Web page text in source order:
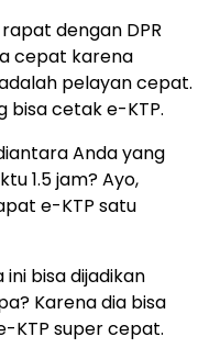
dengan DPR
cepat karena
pelayan cepat.
bisa cetak e-KTP.
Anda yang
1.5 jam? Ayo,
e-KTP satu
bisa dijadikan
Karena dia bisa
KTP super cepat.